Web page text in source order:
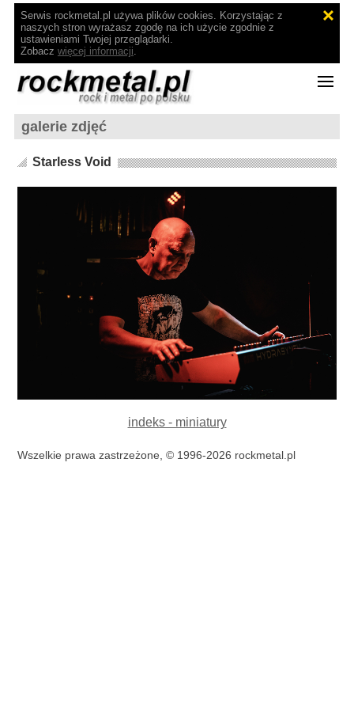
Serwis rockmetal.pl używa plików cookies. Korzystając z
naszych stron wyrażasz zgodę na ich użycie zgodnie z
ustawieniami Twojej przeglądarki.
Zobacz więcej informacji.
galerie zdjęć
Starless Void
indeks - miniatury
Wszelkie prawa zastrzeżone, © 1996-2026 rockmetal.pl